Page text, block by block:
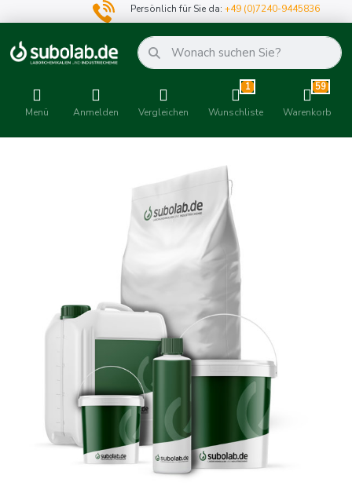
Persönlich für Sie da:+49 (0)7240-9445836
Menü Anmelden Vergleichen
1
Wunschliste
59
Warenkorb